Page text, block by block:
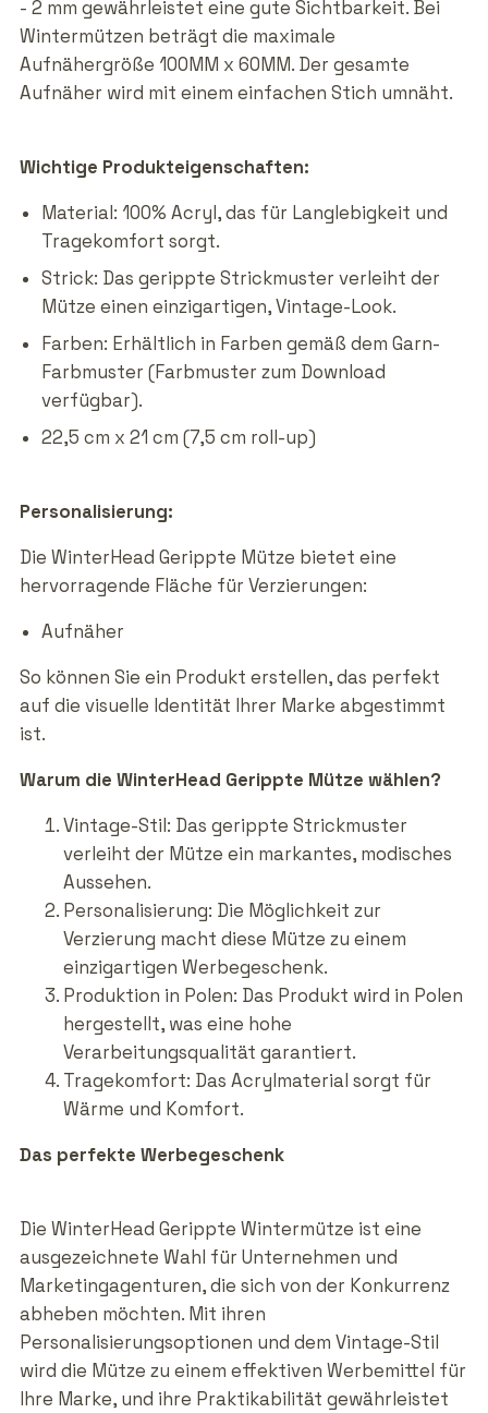
- 2 mm gewährleistet eine gute Sichtbarkeit. Bei
Wintermützen beträgt die maximale
Aufnähergröße 100MM x 60MM. Der gesamte
Aufnäher wird mit einem einfachen Stich umnäht.
Wichtige Produkteigenschaften:
Material: 100% Acryl, das für Langlebigkeit und
Tragekomfort sorgt.
Strick: Das gerippte Strickmuster verleiht der
Mütze einen einzigartigen, Vintage-Look.
Farben: Erhältlich in Farben gemäß dem Garn-
Farbmuster (Farbmuster zum Download
verfügbar).
22,5 cm x 21 cm (7,5 cm roll-up)
Personalisierung:
Die WinterHead Gerippte Mütze bietet eine
hervorragende Fläche für Verzierungen:
Aufnäher
So können Sie ein Produkt erstellen, das perfekt
auf die visuelle Identität Ihrer Marke abgestimmt
ist.
Warum die WinterHead Gerippte Mütze wählen?
Vintage-Stil: Das gerippte Strickmuster
verleiht der Mütze ein markantes, modisches
Aussehen.
Personalisierung: Die Möglichkeit zur
Verzierung macht diese Mütze zu einem
einzigartigen Werbegeschenk.
Produktion in Polen: Das Produkt wird in Polen
hergestellt, was eine hohe
Verarbeitungsqualität garantiert.
Tragekomfort: Das Acrylmaterial sorgt für
Wärme und Komfort.
Das perfekte Werbegeschenk
Die WinterHead Gerippte Wintermütze ist eine
ausgezeichnete Wahl für Unternehmen und
Marketingagenturen, die sich von der Konkurrenz
abheben möchten. Mit ihren
Personalisierungsoptionen und dem Vintage-Stil
wird die Mütze zu einem effektiven Werbemittel für
Ihre Marke, und ihre Praktikabilität gewährleistet